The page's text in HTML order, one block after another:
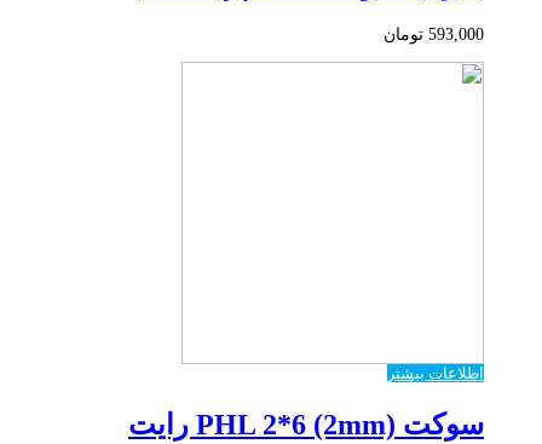
593,000 تومان
اطلاعات بیشتر
سوکت PHL 2*6 (2mm) رایت